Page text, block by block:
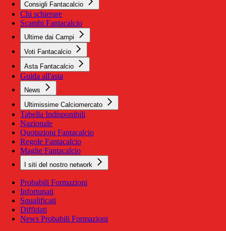
Consigli Fantacalcio
Chi schierare
Scambi Fantacalcio
Ultime dai Campi
Voti Fantacalcio
Asta Fantacalcio
Guida all'asta
News
Ultimissime Calciomercato
Tabella Indisponibili
Nazionale
Quotazioni Fantacalcio
Regole Fantacalcio
Maglie Fantacalcio
I siti del nostro network
Probabili Formazioni
Infortunati
Squalificati
Diffidati
News Probabili Formazioni